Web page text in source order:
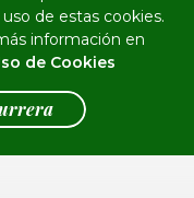
de estas cookies.
información en
de Cookies